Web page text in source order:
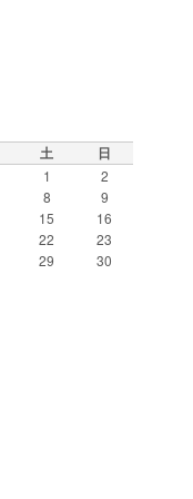
土 日
1
2
8
9
15
16
22
23
29
30